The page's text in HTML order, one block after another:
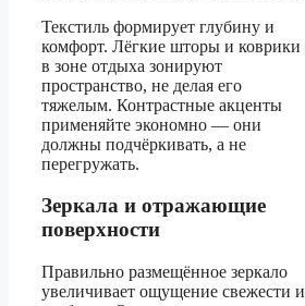
Текстиль формирует глубину и
комфорт. Лёгкие шторы и коврики
в зоне отдыха зонируют
пространство, не делая его
тяжелым. Контрастные акценты
применяйте экономно — они
должны подчёркивать, а не
перегружать.
Зеркала и отражающие
поверхности
Правильно размещённое зеркало
увеличивает ощущение свежести и